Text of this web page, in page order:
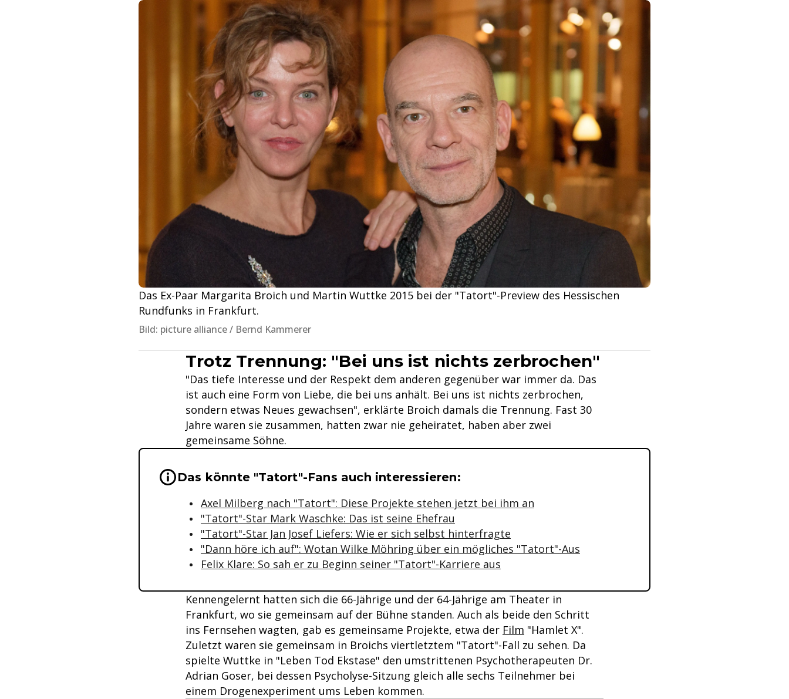
Das Ex-Paar Margarita Broich und Martin Wuttke 2015 bei der "Tatort"-Preview des Hessischen
Rundfunks in Frankfurt.
Bild: picture alliance / Bernd Kammerer
Trotz Trennung: "Bei uns ist nichts zerbrochen"
"Das tiefe Interesse und der Respekt dem anderen gegenüber war immer da. Das
ist auch eine Form von Liebe, die bei uns anhält. Bei uns ist nichts zerbrochen,
sondern etwas Neues gewachsen", erklärte Broich damals die Trennung. Fast 30
Jahre waren sie zusammen, hatten zwar nie geheiratet, haben aber zwei
gemeinsame Söhne.
Wichtige Hinweise & Informationen zum Inhalt
Das könnte "Tatort"-Fans auch interessieren:
Axel Milberg nach "Tatort": Diese Projekte stehen jetzt bei ihm an
"Tatort"-Star Mark Waschke: Das ist seine Ehefrau
"Tatort"-Star Jan Josef Liefers: Wie er sich selbst hinterfragte
"Dann höre ich auf": Wotan Wilke Möhring über ein mögliches "Tatort"-Aus
Felix Klare: So sah er zu Beginn seiner "Tatort"-Karriere aus
Kennengelernt hatten sich die 66-Jährige und der 64-Jährige am Theater in
Frankfurt, wo sie gemeinsam auf der Bühne standen. Auch als beide den Schritt
ins Fernsehen wagten, gab es gemeinsame Projekte, etwa der Film "Hamlet X".
Zuletzt waren sie gemeinsam in Broichs viertletztem "Tatort"-Fall zu sehen. Da
spielte Wuttke in "Leben Tod Ekstase" den umstrittenen Psychotherapeuten Dr.
Adrian Goser, bei dessen Psycholyse-Sitzung gleich alle sechs Teilnehmer bei
einem Drogenexperiment ums Leben kommen.